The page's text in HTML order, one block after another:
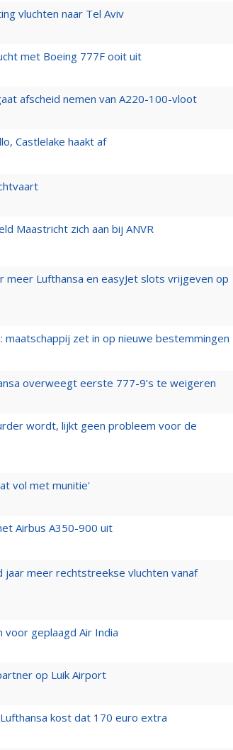
vluchten naar Tel Aviv
met Boeing 777F ooit uit
afscheid nemen van A220-100-vloot
Castlelake haakt af
Maastricht zich aan bij ANVR
Lufthansa en easyJet slots vrijgeven op
maatschappij zet in op nieuwe bestemmingen
overweegt eerste 777-9’s te weigeren
wordt, lijkt geen probleem voor de
vol met munitie'
Airbus A350-900 uit
jaar meer rechtstreekse vluchten vanaf
geplaagd Air India
op Luik Airport
kost dat 170 euro extra